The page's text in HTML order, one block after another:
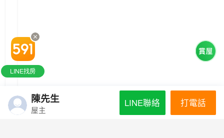
陳先生
屋主
LINE聯絡 打電話
LINE找房